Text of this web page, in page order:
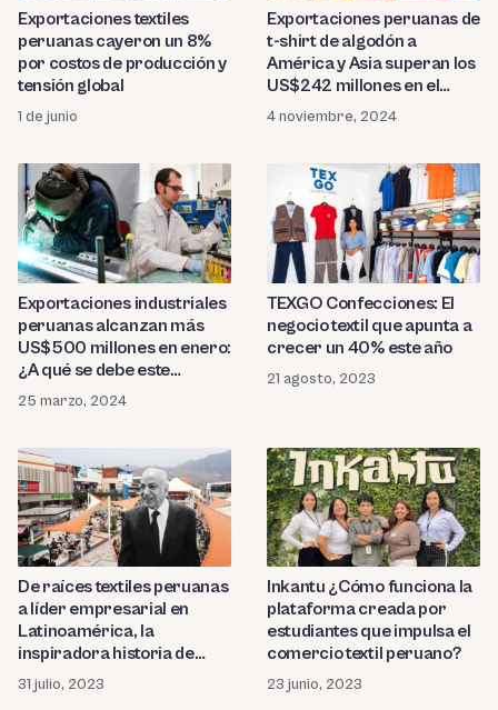
Exportaciones textiles
peruanas cayeron un 8%
por costos de producción y
tensión global
1 de junio
Exportaciones peruanas de
t-shirt de algodón a
América y Asia superan los
US$242 millones en el
2024
4 noviembre, 2024
Exportaciones industriales
peruanas alcanzan más
US$500 millones en enero:
¿A qué se debe este
crecimiento?
25 marzo, 2024
TEXGO Confecciones: El
negocio textil que apunta a
crecer un 40% este año
21 agosto, 2023
De raíces textiles peruanas
a líder empresarial en
Latinoamérica, la
inspiradora historia de
José Said Saffie y Parque
Arauco
31 julio, 2023
Inkantu ¿Cómo funciona la
plataforma creada por
estudiantes que impulsa el
comercio textil peruano?
23 junio, 2023